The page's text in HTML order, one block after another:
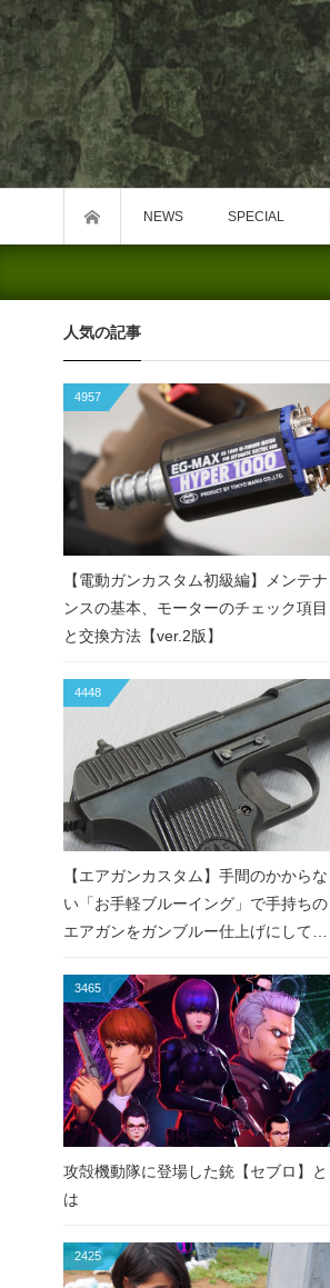
NEWS SPECIAL
人気の記事
4957
【電動ガンカスタム初級編】メンテナ
ンスの基本、モーターのチェック項目
と交換方法【ver.2版】
4448
【エアガンカスタム】手間のかからな
い「お手軽ブルーイング」で手持ちの
エアガンをガンブルー仕上げにしてみ
3465
攻殻機動隊に登場した銃【セブロ】と
は
2425